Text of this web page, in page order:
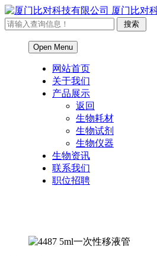
厦门比对
Open Menu
网站首页
关于我们
产品展示
返回
生物耗材
生物试剂
生物仪器
生物资讯
联系我们
职位招聘